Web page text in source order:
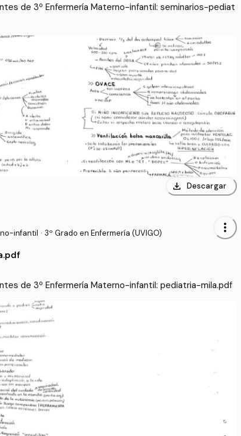
de 3º Enfermería Materno-infantil: seminarios-pediat
download Descargar
infantil · 3º Grado en Enfermería (UVIGO) more_vert
de 3º Enfermería Materno-infantil: pediatria-mila.pdf